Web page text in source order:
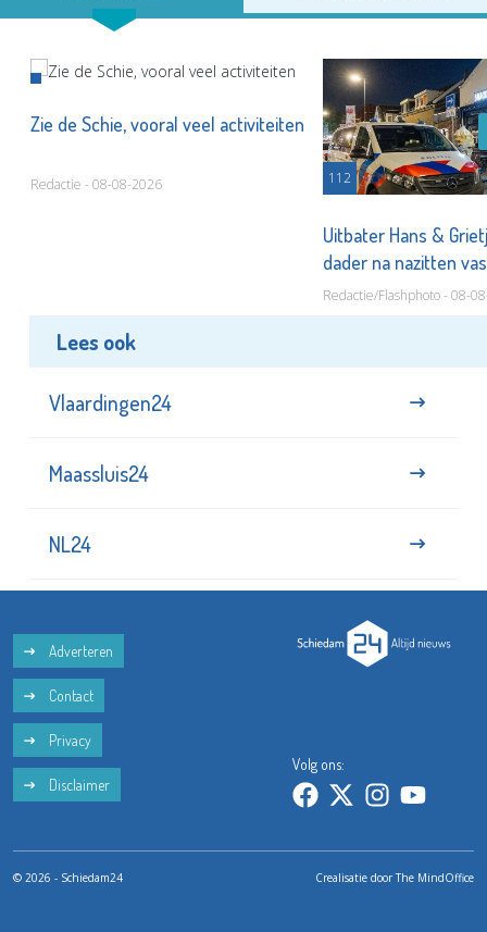
Zie de Schie, vooral veel activiteiten
Redactie - 08-08-2026 112
Uitbater Hans &
dader na nazitten
Redactie/Flashphoto - 08-
Lees ook
Vlaardingen24
Maassluis24
NL24
Adverteren
Contact
Privacy
Disclaimer
Volg ons:
© 2026 - Schiedam24 Crealisatie doorThe MindOffice